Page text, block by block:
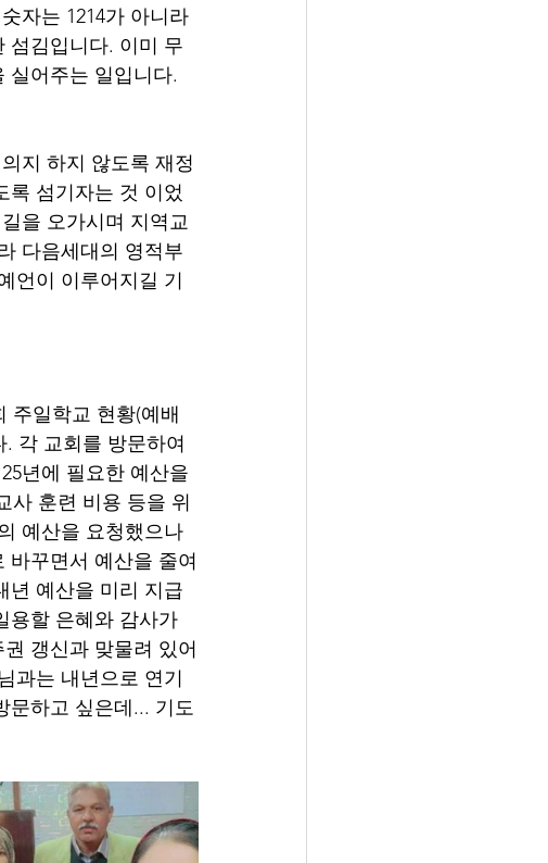
자는 1214가 아니라
섬김입니다. 이미 무
실어주는 일입니다.
지 하지 않도록 재정
록 섬기자는 것 이었
을 오가시며 지역교
다음세대의 영적부
언이 이루어지길 기
주일학교 현황(예배
각 교회를 방문하여
년에 필요한 예산을
사 훈련 비용 등을 위
예산을 요청했으나
바꾸면서 예산을 줄여
년 예산을 미리 지급
용할 은혜와 감사가
갱신과 맞물려 있어
과는 내년으로 연기
문하고 싶은데... 기도